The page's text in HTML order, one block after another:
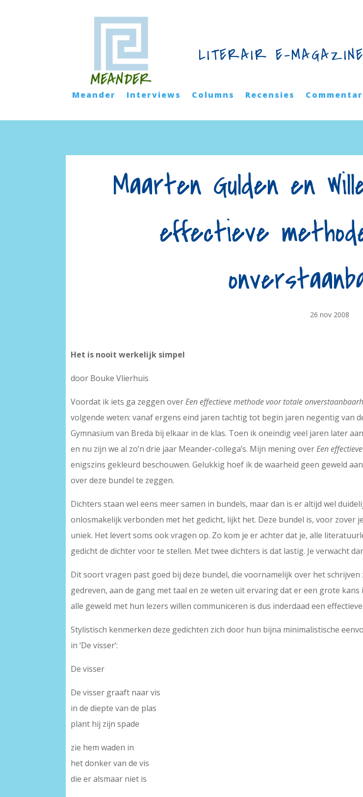
LITERAIR E-
Meander Interviews Columns Recensies
Maarten Gulden en
effectieve
26 nov 2008
Het is nooit werkelijk simpel
door Bouke Vlierhuis
Voordat ik iets ga zeggen overEen effectieve methode voor totale
volgende weten: vanaf ergens eind jaren tachtig tot begin jaren negentig van
Gymnasium van Breda bij elkaar in de klas. Toen ik oneindig veel jaren later
en nu zijn we al zo’n drie jaar Meander-collega’s. Mijn mening overEen
enigszins gekleurd beschouwen. Gelukkig hoef ik de waarheid geen geweld
over deze bundel te zeggen.
Dichters staan wel eens meer samen in bundels, maar dan is er altijd wel
onlosmakelijk verbonden met het gedicht, lijkt het. Deze bundel is, voor zover
uniek. Het levert soms ook vragen op. Zo kom je er achter dat je, alle
gedicht de dichter voor te stellen. Met twee dichters is dat lastig. Je verwacht
Dit soort vragen past goed bij deze bundel, die voornamelijk over het
gedreven, aan de gang met taal en ze weten uit ervaring dat er een grote
alle geweld met hun lezers willen communiceren is dus inderdaad een
Stylistisch kenmerken deze gedichten zich door hun bijna minimalistische
in ‘De visser’:
De visser
De visser graaft naar vis
in de diepte van de plas
plant hij zijn spade
zie hem waden in
het donker van de vis
die er alsmaar niet is